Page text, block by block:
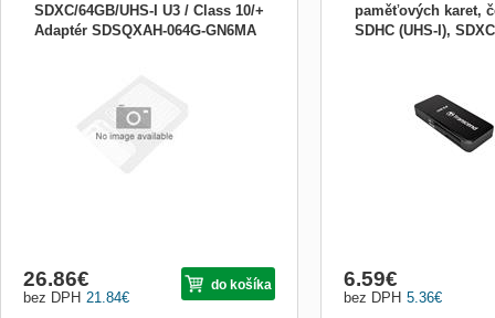
SDXC/64GB/UHS-I U3 / Class 10/+
Adaptér SDSQXAH-064G-GN6MA
21.84€
bez DPH
26.86€ do košíka
paměťových karet,
SDHC (UHS-I),
5.36€
bez DPH
6.59€